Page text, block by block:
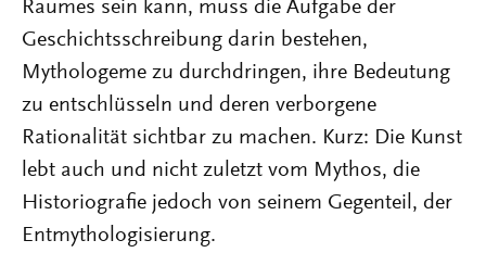
Raumes sein kann, muss die Aufgabe der
Geschichtsschreibung darin bestehen,
Mythologeme zu durchdringen, ihre Bedeutung
zu entschlüsseln und deren verborgene
Rationalität sichtbar zu machen. Kurz: Die Kunst
lebt auch und nicht zuletzt vom Mythos, die
Historiografie jedoch von seinem Gegenteil, der
Entmythologisierung.